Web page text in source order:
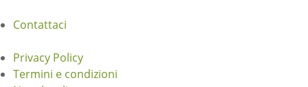
Contattaci
Privacy Policy
Termini e condizioni